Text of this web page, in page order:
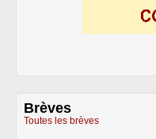
Brèves
Toutes les brèves